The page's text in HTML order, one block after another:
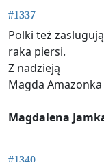
#1337
Polki też
raka piersi.
Z nadzieją
Magda Amazonka
Magdalena